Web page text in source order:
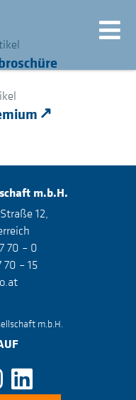
m.b.H.
12,
70 – 0
– 15
m.b.H.